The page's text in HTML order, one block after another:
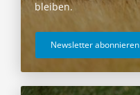
bleiben.
Newsletter abonnieren